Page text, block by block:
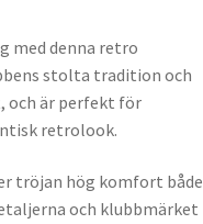
med denna retro
stolta tradition och
och är perfekt för
retrolook.
tröjan hög komfort både
och klubbmärket